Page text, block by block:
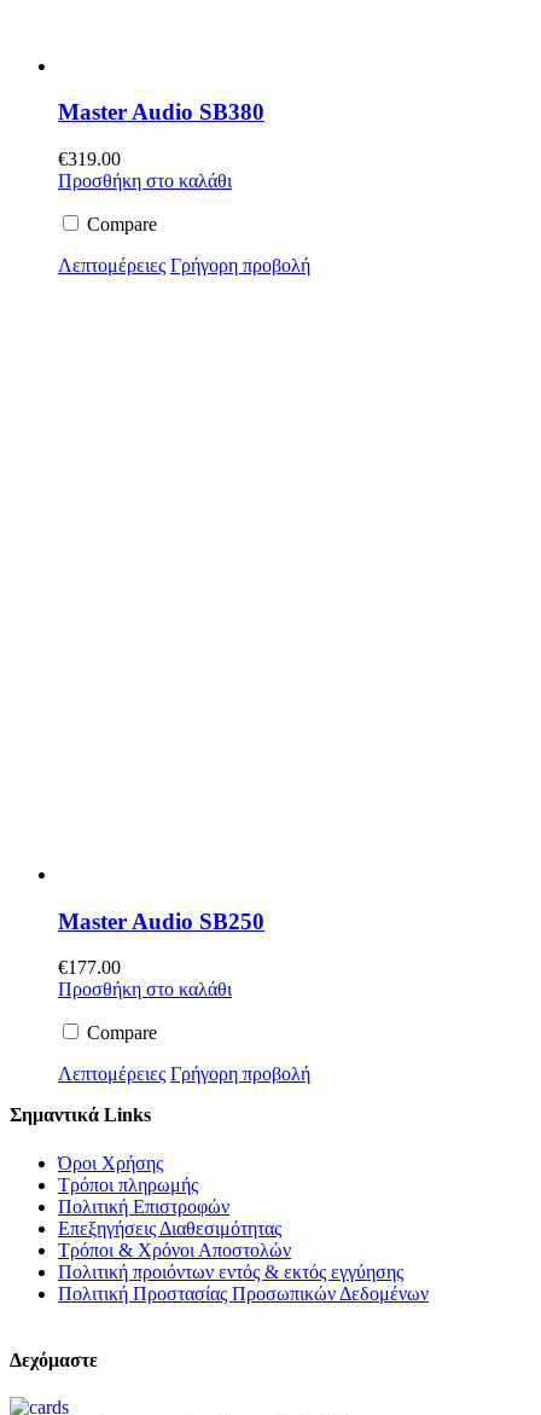
Master Audio SB380
€319.00
Προσθήκη στο καλάθι
Compare
Λεπτομέρειες Γρήγορη προβολή
Master Audio SB250
€177.00
Προσθήκη στο καλάθι
Compare
Λεπτομέρειες Γρήγορη προβολή
Σημαντικά Links
Όροι Χρήσης
Τρόποι πληρωμής
Πολιτική Επιστροφών
Επεξηγήσεις Διαθεσιμότητας
Τρόποι & Χρόνοι Αποστολών
Πολιτική προιόντων εντός & εκτός εγγύησης
Πολιτική Προστασίας Προσωπικών Δεδομένων
Δεχόμαστε